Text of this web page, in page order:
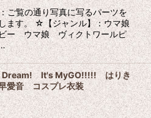
ご覧の通り写真に写るパーツを
ます。 ☆【ジャンル】：ウマ娘
ー ウマ娘 ヴィクトワールピ
It's MyGO!!!!! はりき
愛音 コスプレ衣装